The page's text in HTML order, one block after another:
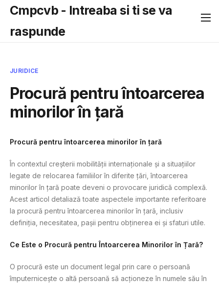
Cmpcvb - Intreaba si ti se va
raspunde
JURIDICE
Procură pentru întoarcerea
minorilor în țară
Procură pentru întoarcerea minorilor în țară
În contextul creșterii mobilității internaționale și a situațiilor
legate de relocarea familiilor în diferite țări, întoarcerea
minorilor în țară poate deveni o provocare juridică complexă.
Acest articol detaliază toate aspectele importante referitoare
la procură pentru întoarcerea minorilor în țară, inclusiv
definiția, necesitatea, pașii pentru obținerea ei și sfaturi utile.
Ce Este o Procură pentru Întoarcerea Minorilor în Țară?
O procură este un document legal prin care o persoană
împuternicește o altă persoană să acționeze în numele său în